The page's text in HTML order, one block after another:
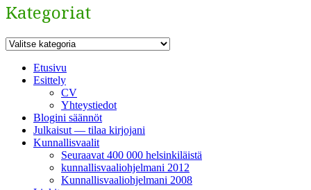
Kategoriat
Kategoriat
Etusivu
Esittely
CV
Yhteystiedot
Blogini säännöt
Julkaisut — tilaa kirjojani
Kunnallisvaalit
Seuraavat 400 000 helsinkiläistä
kunnallisvaaliohjelmani 2012
Kunnallisvaaliohjelmani 2008